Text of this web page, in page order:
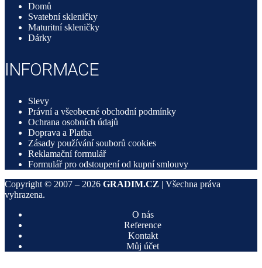
Domů
Svatební skleničky
Maturitní skleničky
Dárky
INFORMACE
Slevy
Právní a všeobecné obchodní podmínky
Ochrana osobních údajů
Doprava a Platba
Zásady používání souborů cookies
Reklamační formulář
Formulář pro odstoupení od kupní smlouvy
Copyright © 2007 – 2026 GRADIM.CZ | Všechna práva
vyhrazena.
O nás
Reference
Kontakt
Můj účet